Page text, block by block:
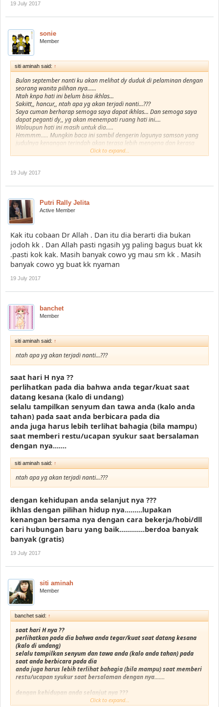
19 July 2017
sonie
Member
siti aminah said: ↑
Bulan september nanti ku akan melihat dy duduk di pelaminan dengan
seorang wanita pilihan nya......
Ntah knpa hati ini belum bisa ikhlas...
Sakiitt,, hancur,, ntah apa yg akan terjadi nanti...???
Saya cuman berharap semoga saya dapat ikhlas... Dan semoga saya
dapat peganti dy,, yg akan menempati ruang hati ini....
Walaupun hati ini masih untuk dia.....
Hmmmm..... Mungkin baca ini sambil dengerin lagunya samson yang
judulnya kenangan terindah akan terasa lebih mengena dan kerasa
mari bung banchet dan mbaknya siti aminah malam ini kita sedikit
Click to expand...
19 July 2017
Putri Rally Jelita
Active Member
Kak itu cobaan Dr Allah . Dan itu dia berarti dia bukan
jodoh kk . Dan Allah pasti ngasih yg paling bagus buat kk
.pasti kok kak. Masih banyak cowo yg mau sm kk . Masih
banyak cowo yg buat kk nyaman
19 July 2017
banchet
Member
siti aminah said: ↑
ntah apa yg akan terjadi nanti...???
saat hari H nya ??
perlihatkan pada dia bahwa anda tegar/kuat saat
datang kesana (kalo di undang)
selalu tampilkan senyum dan tawa anda (kalo anda
tahan) pada saat anda berbicara pada dia
anda juga harus lebih terlihat bahagia (bila mampu)
saat memberi restu/ucapan syukur saat bersalaman
dengan nya.......
siti aminah said: ↑
ntah apa yg akan terjadi nanti...???
dengan kehidupan anda selanjut nya ???
ikhlas dengan pilihan hidup nya.........lupakan
kenangan bersama nya dengan cara bekerja/hobi/dll
cari hubungan baru yang baik.............berdoa banyak
banyak (gratis)
19 July 2017
siti aminah
Member
banchet said: ↑
saat hari H nya ??
perlihatkan pada dia bahwa anda tegar/kuat saat datang kesana
(kalo di undang)
selalu tampilkan senyum dan tawa anda (kalo anda tahan) pada
saat anda berbicara pada dia
anda juga harus lebih terlihat bahagia (bila mampu) saat memberi
restu/ucapan syukur saat bersalaman dengan nya.......
dengan kehidupan anda selanjut nya ???
ikhlas dengan pilihan hidup nya.........lupakan kenangan bersama
Click to expand...